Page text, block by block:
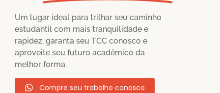
Um lugar ideal para trilhar seu caminho
estudantil com mais tranquilidade e
rapidez, garanta seu TCC conosco e
aproveite seu futuro acadêmico da
melhor forma.
Compre seu trabalho conosco